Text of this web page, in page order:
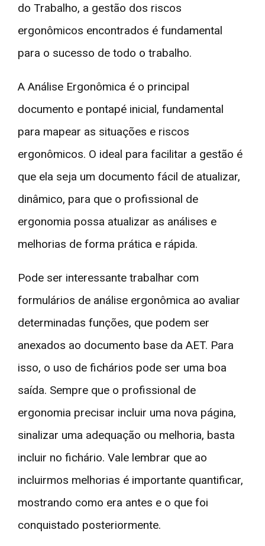
do Trabalho, a gestão dos riscos
ergonômicos encontrados é fundamental
para o sucesso de todo o trabalho.
A Análise Ergonômica é o principal
documento e pontapé inicial, fundamental
para mapear as situações e riscos
ergonômicos. O ideal para facilitar a gestão é
que ela seja um documento fácil de atualizar,
dinâmico, para que o profissional de
ergonomia possa atualizar as análises e
melhorias de forma prática e rápida.
Pode ser interessante trabalhar com
formulários de análise ergonômica ao avaliar
determinadas funções, que podem ser
anexados ao documento base da AET. Para
isso, o uso de fichários pode ser uma boa
saída. Sempre que o profissional de
ergonomia precisar incluir uma nova página,
sinalizar uma adequação ou melhoria, basta
incluir no fichário. Vale lembrar que ao
incluirmos melhorias é importante quantificar,
mostrando como era antes e o que foi
conquistado posteriormente.